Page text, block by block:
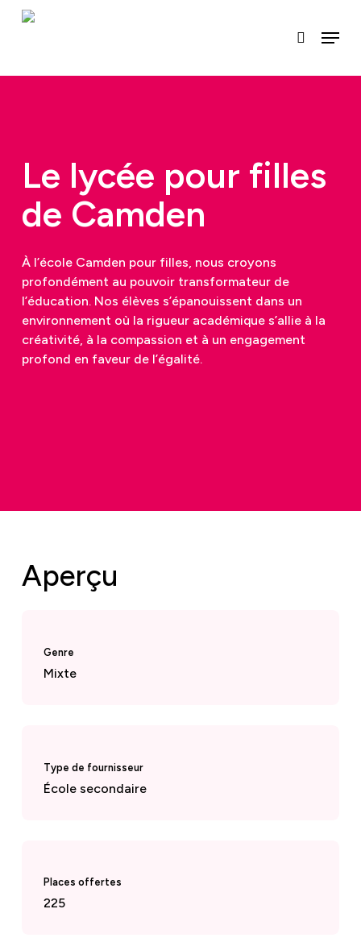
Passer
Menu
Le lycée pour filles
de Camden
À l’école Camden pour filles, nous croyons
profondément au pouvoir transformateur de
l’éducation. Nos élèves s’épanouissent dans un
environnement où la rigueur académique s’allie à la
créativité, à la compassion et à un engagement
profond en faveur de l’égalité.
Aperçu
Genre
Mixte
Type de fournisseur
École secondaire
Places offertes
225